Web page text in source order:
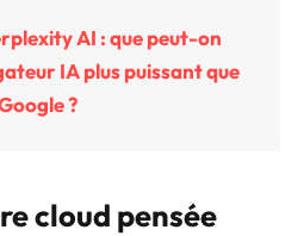
AI : que peut-on
IA plus puissant que
?
cloud pensée